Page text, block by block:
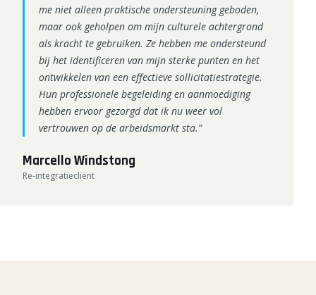
me niet alleen praktische ondersteuning geboden,
maar ook geholpen om mijn culturele achtergrond
als kracht te gebruiken. Ze hebben me ondersteund
bij het identificeren van mijn sterke punten en het
ontwikkelen van een effectieve sollicitatiestrategie.
Hun professionele begeleiding en aanmoediging
hebben ervoor gezorgd dat ik nu weer vol
vertrouwen op de arbeidsmarkt sta.”
Marcello Windstong
Re-integratiecliënt